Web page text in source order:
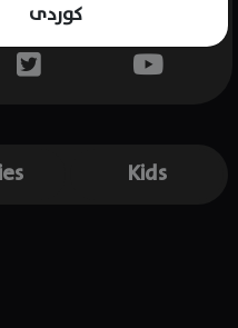
کوردی
Kids